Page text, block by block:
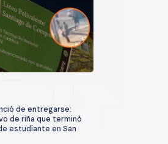
de entregarse:
de riña que terminó
estudiante en San